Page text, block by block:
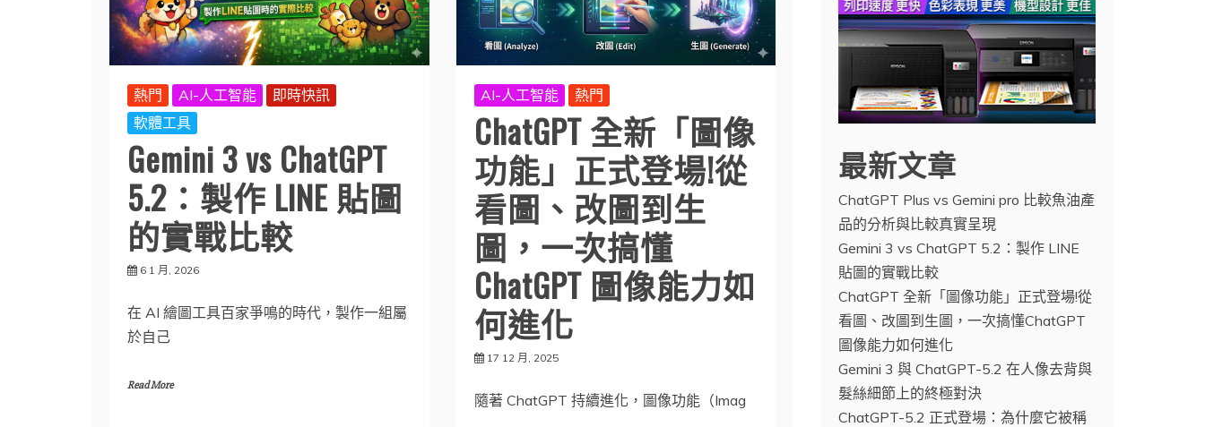
熱門 AI-人工智能
即時快訊
軟體工具
Gemini 3 vs ChatGPT
5.2：製作 LINE 貼圖
的實戰比較
6 1 月, 2026
在 AI 繪圖工具百家爭鳴的時代，製作一組屬
於自己
Read More
AI-人工智能 熱門
ChatGPT 全新「圖像
功能」正式登場!從
看圖、改圖到生
圖，一次搞懂
ChatGPT 圖像能力如
何進化
17 12 月, 2025
隨著 ChatGPT 持續進化，圖像功能（Imag
最新文章
ChatGPT Plus vs Gemini pro 比較魚油產
品的分析與比較真實呈現
Gemini 3 vs ChatGPT 5.2：製作 LINE
貼圖的實戰比較
ChatGPT 全新「圖像功能」正式登場!從
看圖、改圖到生圖，一次搞懂ChatGPT
圖像能力如何進化
Gemini 3 與 ChatGPT-5.2 在人像去背與
髮絲細節上的終極對決
ChatGPT-5.2 正式登場：為什麼它被稱